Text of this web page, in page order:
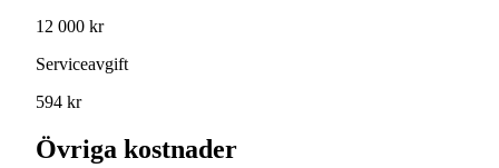
12 000 kr
Serviceavgift
594 kr
Övriga kostnader